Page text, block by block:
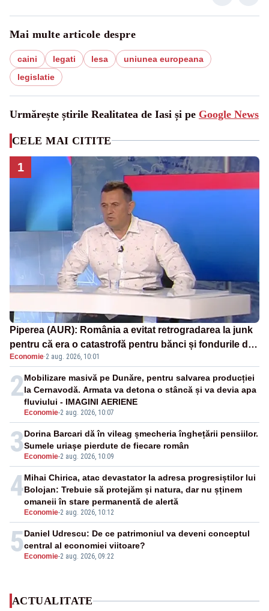
Mai multe articole despre
caini legati lesa
uniunea europeana
legislatie
Urmărește știrile Realitatea de Iasi și pe Google News
CELE MAI CITITE
1
Piperea (AUR): România a evitat retrogradarea la junk
pentru că era o catastrofă pentru bănci și fondurile de
pensii
Economie·2 aug. 2026, 10:01
2
Economie-2 aug. 2026, 10:07
Mobilizare masivă pe Dunăre, pentru salvarea producției
la Cernavodă. Armata va detona o stâncă și va devia apa
fluviului - IMAGINI AERIENE
3 Economie-2 aug. 2026, 10:09
Dorina Barcari dă în vileag șmecheria înghețării pensiilor.
Sumele uriașe pierdute de fiecare român
4
Economie-2 aug. 2026, 10:12
Mihai Chirica, atac devastator la adresa progresiștilor lui
Bolojan: Trebuie să protejăm și natura, dar nu șținem
omaneii în stare permanentă de alertă
5 Economie-2 aug. 2026, 09:22
Daniel Udrescu: De ce patrimoniul va deveni conceptul
central al economiei viitoare?
ACTUALITATE